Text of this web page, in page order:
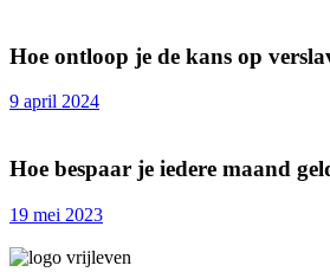
Hoe ontloop je de kans op
9 april 2024
Hoe bespaar je iedere maand
19 mei 2023